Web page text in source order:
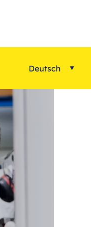
Deutsch